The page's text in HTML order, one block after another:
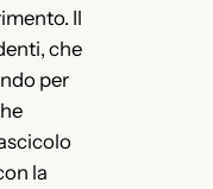
Il
che
per
la